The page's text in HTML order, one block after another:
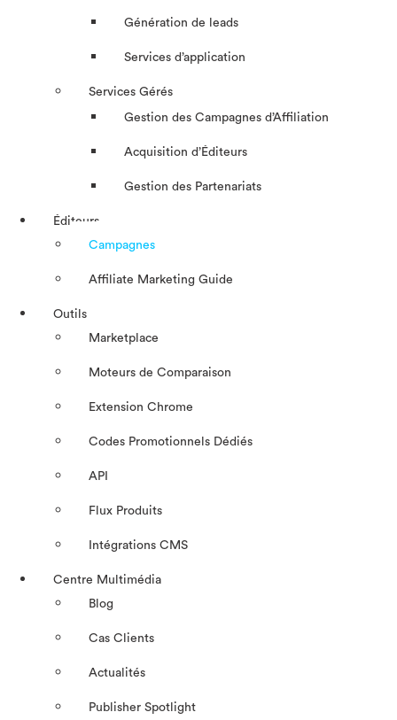
Génération de leads
Services d’application
Services Gérés
Gestion des Campagnes d’Affiliation​
Acquisition d’Éditeurs
Gestion des Partenariats
Éditeurs
Campagnes
Affiliate Marketing Guide
Outils
Marketplace
Moteurs de Comparaison
Extension Chrome
Codes Promotionnels Dédiés
API
Flux Produits
Intégrations CMS
Centre Multimédia
Blog
Cas Clients
Actualités
Publisher Spotlight